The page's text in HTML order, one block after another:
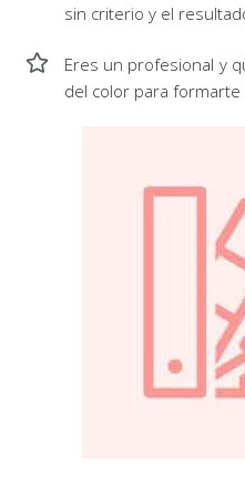
sin criterio y el
Eres un profesional y
del color para formarte